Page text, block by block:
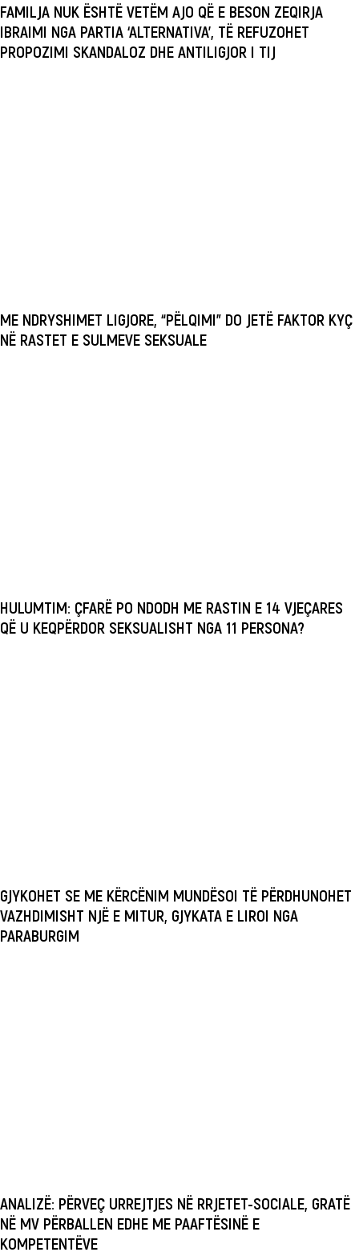
FAMILJA NUK ËSHTË VETËM AJO QË E BESON ZEQIRJA
IBRAIMI NGA PARTIA ‘ALTERNATIVA’, TË REFUZOHET
PROPOZIMI SKANDALOZ DHE ANTILIGJOR I TIJ
ME NDRYSHIMET LIGJORE, “PËLQIMI” DO JETË FAKTOR KYÇ
NË RASTET E SULMEVE SEKSUALE
HULUMTIM: ÇFARË PO NDODH ME RASTIN E 14 VJEÇARES
QË U KEQPËRDOR SEKSUALISHT NGA 11 PERSONA?
GJYKOHET SE ME KËRCËNIM MUNDËSOI TË PËRDHUNOHET
VAZHDIMISHT NJË E MITUR, GJYKATA E LIROI NGA
PARABURGIM
ANALIZË: PËRVEÇ URREJTJES NË RRJETET-SOCIALE, GRATË
NË MV PËRBALLEN EDHE ME PAAFTËSINË E
KOMPETENTËVE